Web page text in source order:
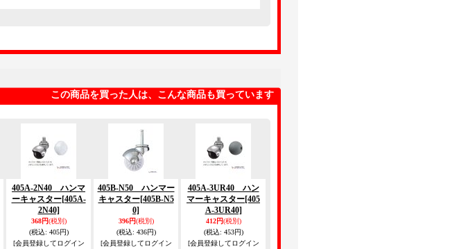
この商品を買った人は、こんな商品も買っています
405A-2N40 ハンマ
ーキャスター[405A-
2N40]
368円(税別)
(税込: 405円)
[会員登録してログイン
405B-N50 ハンマー
キャスター[405B-N5
0]
396円(税別)
(税込: 436円)
[会員登録してログイン
405A-3UR40 ハン
マーキャスター[405
A-3UR40]
412円(税別)
(税込: 453円)
[会員登録してログイン